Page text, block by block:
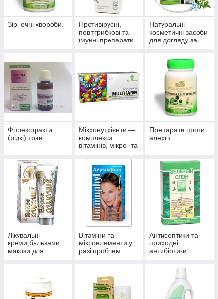
Зір, очні хвороби.
Противірусні,
повітгрибкові та
імунні препарати.
Натуральні
косметичні засоби
для догляду за
Фітоекстракти
(рідкі) трав.
Мікронутрієнти —
комплекси
вітамінів, мікро- та
Препарати проти
алергії
Лікувальні
креми,бальзами,
макози для
Вітаміни та
мікроелементи у
разі проблем
Антисептики та
природні
антибіотики